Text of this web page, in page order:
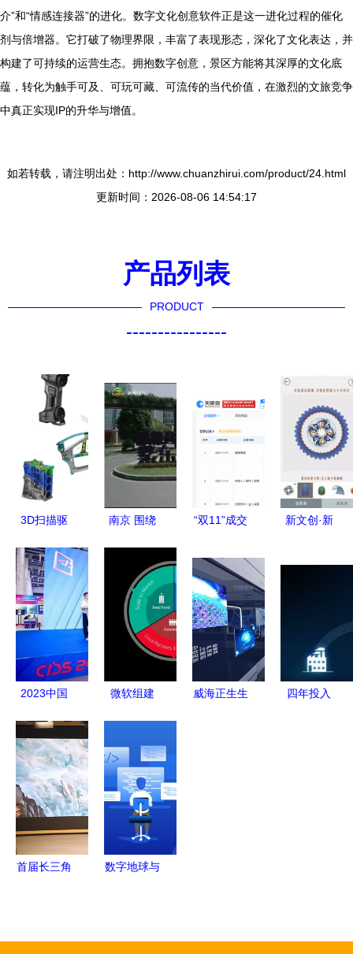
介”和“情感连接器”的进化。数字文化创意软件正是这一进化过程的催化
剂与倍增器。它打破了物理界限，丰富了表现形态，深化了文化表达，并
构建了可持续的运营生态。拥抱数字创意，景区方能将其深厚的文化底
蕴，转化为触手可及、可玩可藏、可流传的当代价值，在激烈的文旅竞争
中真正实现IP的升华与增值。
如若转载，请注明出处：http://www.chuanzhirui.com/product/24.html
更新时间：2026-08-06 14:54:17
产品列表
PRODUCT
----------------
3D扫描驱
化创意软件
开发 现状
与前景
南京 围绕
同创新，数
字文化创意
助推产学研
新生态
“双11”成交
京东、阿里
盘中上
演“冰火两
重天”——
数字文化创
意软件的市
新文创·新
文化创意软
2023中国
软件服务创
新大赛 软
件创新赢未
来——数字
文化创意软
件的崛起与
微软组建
深耕数字文
化创意与AI
孵化新生态
威海正生生
四年投入
首届长三角
数字地球与